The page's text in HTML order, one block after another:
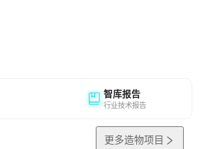
智库报告
行业技术报告
更多造物项目